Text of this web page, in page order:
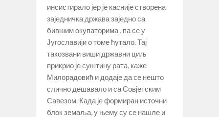
инсистирало јер је касније створена
заједничка држава заједно са
бившим окупаторима , па се у
Југославији о томе ћутало. Тај
такозвани виши државни циљ
прикрио је суштину рата, каже
Милорадовић и додаје да се нешто
слично дешавало и са Совјетским
Савезом. Када је формиран источни
блок земаља, у њему су се нашле и